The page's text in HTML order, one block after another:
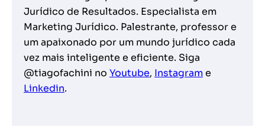
Jurídico de Resultados. Especialista em
Marketing Jurídico. Palestrante, professor e
um apaixonado por um mundo jurídico cada
vez mais inteligente e eficiente. Siga
@tiagofachini no Youtube, Instagrame
Linkedin.